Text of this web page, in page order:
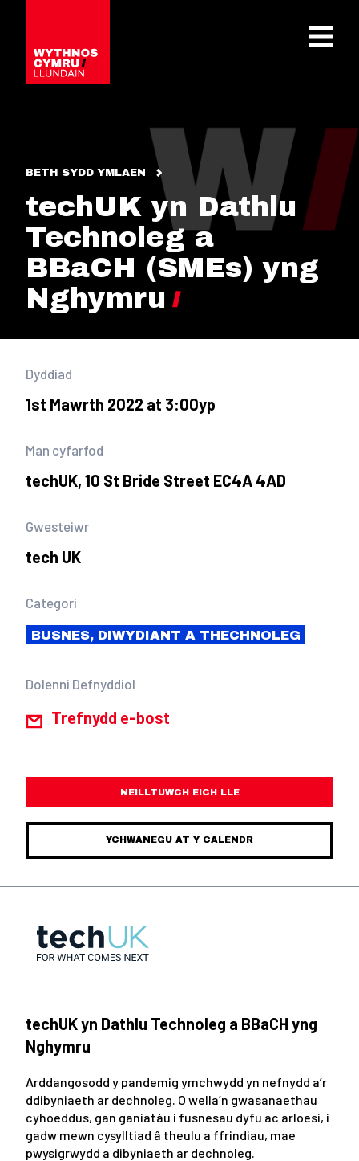
OPEN
BETH SYDD YMLAEN
techUK yn Dathlu
Technoleg a
BBaCH (SMEs) yng
Nghymru
Dyddiad
1st Mawrth 2022 at 3:00yp
Man cyfarfod
techUK, 10 St Bride Street EC4A 4AD
Gwesteiwr
tech UK
Categori
BUSNES, DIWYDIANT A THECHNOLEG
Dolenni Defnyddiol
Trefnydd e-bost
NEILLTUWCH EICH LLE
YCHWANEGU AT Y CALENDR
techUK yn Dathlu Technoleg a BBaCH yng
Nghymru
Arddangosodd y pandemig ymchwydd yn nefnydd a’r
ddibyniaeth ar dechnoleg. O wella’n gwasanaethau
cyhoeddus, gan ganiatáu i fusnesau dyfu ac arloesi, i
gadw mewn cysylltiad â theulu a ffrindiau, mae
pwysigrwydd a dibyniaeth ar dechnoleg.